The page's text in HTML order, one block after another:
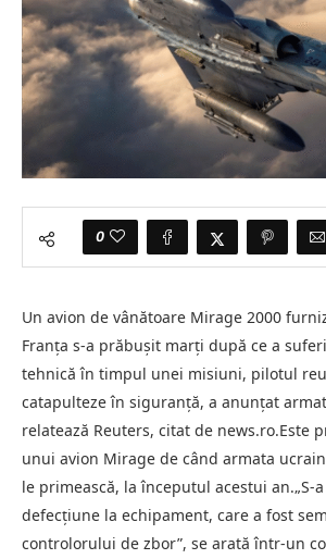
0
Un avion de vânătoare Mirage 2000
Franţa s-a prăbuşit marţi după ce a
tehnică în timpul unei misiuni, pilotul
catapulteze în siguranţă, a anunţat
relatează Reuters, citat de news.ro.Este
unui avion Mirage de când armata
le primească, la începutul acestui an.„S-
defecţiune la echipament, care a fost
controlorului de zbor”, se arată într-un